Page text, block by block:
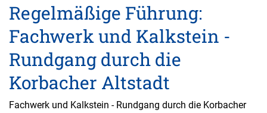
Regelmäßige Führung:
Fachwerk und Kalkstein -
Rundgang durch die
Korbacher Altstadt
Fachwerk und Kalkstein - Rundgang durch die Korbacher